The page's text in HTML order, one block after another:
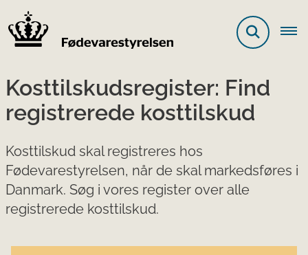
Kosttilskudsregister: Find
registrerede kosttilskud
Kosttilskud skal registreres hos
Fødevarestyrelsen, når de skal markedsføres i
Danmark. Søg i vores register over alle
registrerede kosttilskud.